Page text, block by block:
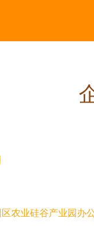
农业硅谷产业园办